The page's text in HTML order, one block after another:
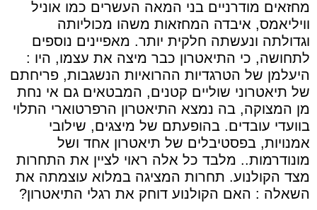
מחזאים מודרניים בני המאה העשרים כמו אוניל
וויליאמס, איבדה המחזאות משהו מכוליותה
וגדולתה ונעשתה חלקית יותר. מאפיינים נוספים
לתחושה, כי התיאטרון כבר מיצה את עצמו, היו :
היעלמן של הטרגדיות ההרואיות הנשגבות, פריחתם
של תיאטרוני שוליים קטנים, המבטאים גם אי נחת
מן המצוקה, בה נמצא התיאטרון הרפרטוארי התלוי
בוועדי עובדים. בהופעתם של מיצגים, שילובי
אמנויות, בפסטיבלים של תיאטרון אחד ושל
מונודרמות.. מלבד כל אלה ראוי לציין את התחרות
מצד הקולנוע. תחרות המציגה במלוא עוצמתה את
השאלה : האם הקולנוע דוחק את רגלי התיאטרון?